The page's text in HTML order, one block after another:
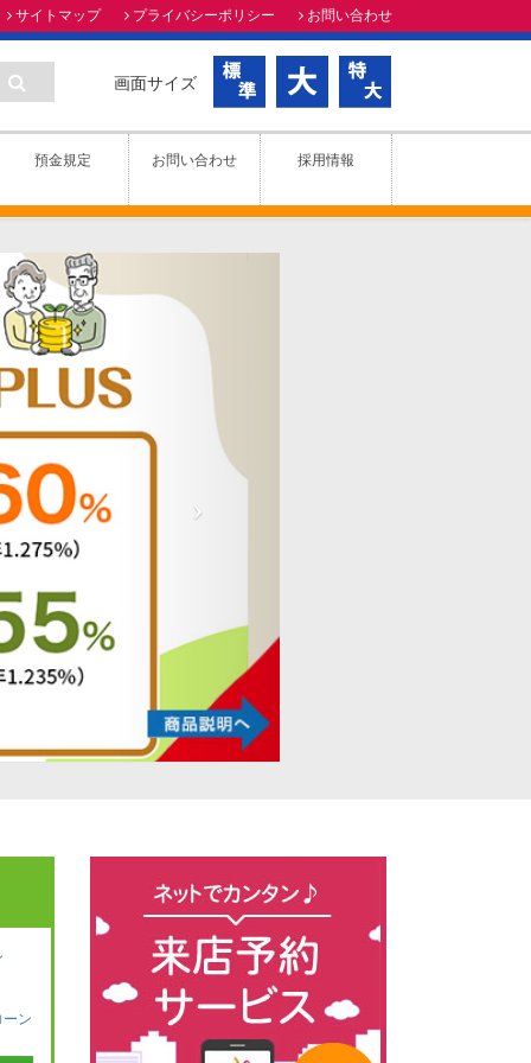
サイトマップ プライバシーポリシー お問い合わせ
画面サイズ
預金規定 お問い合わせ 採用情報
ン